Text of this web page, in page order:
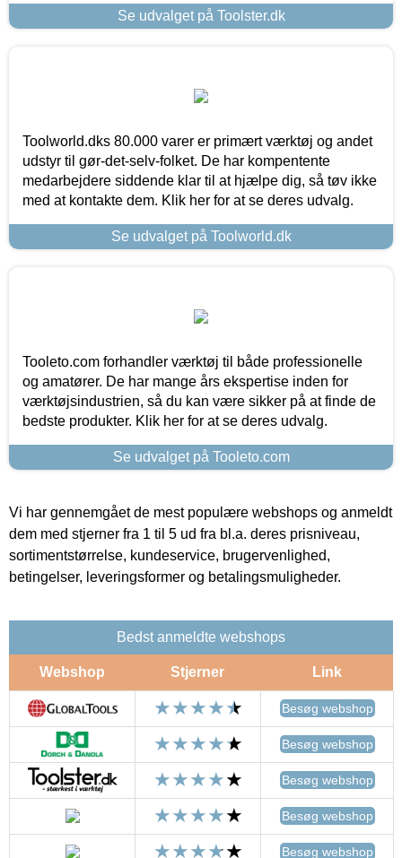
Se udvalget på Toolster.dk
Toolworld.dks 80.000 varer er primært værktøj og andet
udstyr til gør-det-selv-folket. De har kompentente
medarbejdere siddende klar til at hjælpe dig, så tøv ikke
med at kontakte dem. Klik her for at se deres udvalg.
Se udvalget på Toolworld.dk
Tooleto.com forhandler værktøj til både professionelle
og amatører. De har mange års ekspertise inden for
værktøjsindustrien, så du kan være sikker på at finde de
bedste produkter. Klik her for at se deres udvalg.
Se udvalget på Tooleto.com
Vi har gennemgået de mest populære webshops og anmeldt
dem med stjerner fra 1 til 5 ud fra bl.a. deres prisniveau,
sortimentstørrelse, kundeservice, brugervenlighed,
betingelser, leveringsformer og betalingsmuligheder.
Bedst anmeldte webshops
Webshop Stjerner Link
Besøg webshop
Besøg webshop
Besøg webshop
Besøg webshop
Besøg webshop